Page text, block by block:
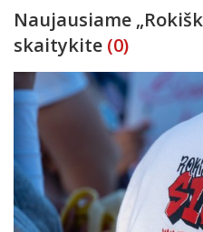
Naujausiame
skaitykite (0)